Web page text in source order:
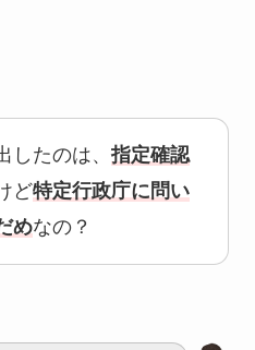
したのは、 指定確認
ど特定行政庁に問い
めなの？